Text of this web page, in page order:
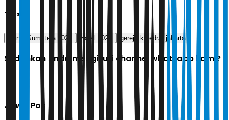
Tags
Banjir Sumatera 2025 Natal 2025 gereja katedral jakarta
Sudahkah Anda mengikuti channel whatsapp kami?
Jawa Pos